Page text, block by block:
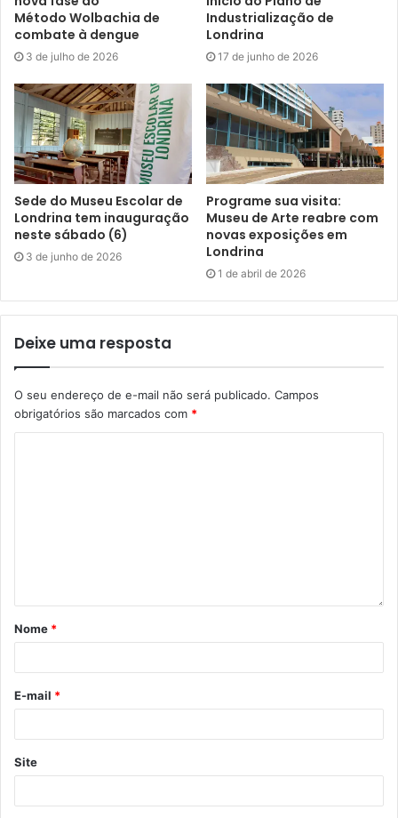
registrar pedidos, denúncias e queixas relacionados à
área de limpeza pública no município. Por telefone, o
atendimento funciona no número (43) 3379-7900, de
segunda a sexta-feira, das 8h às 17h. A CMTU ressalta
que, em caso de chuva, o calendário semanal de ações
poderá ser alterado.
Gostei
Etiquetas capina
Método Wolbachia de
combate à dengue
3 de julho de 2026
Industrialização de
Londrina
17 de junho de 2026
Sede do Museu Escolar de
Londrina tem inauguração
neste sábado (6)
3 de junho de 2026
Programe sua visita:
Museu de Arte reabre com
novas exposições em
Londrina
1 de abril de 2026
Deixe uma resposta
O seu endereço de e-mail não será publicado. Campos
obrigatórios são marcados com *
Nome *
E-mail *
Site